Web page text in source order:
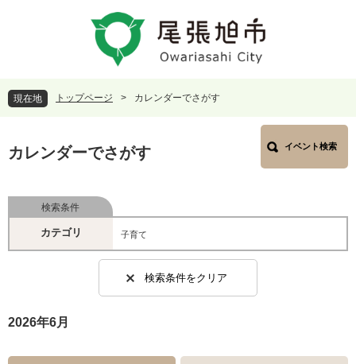
頭
で
飛
ば
本
現在地 トップページ > カレンダーでさがす
文
カレンダーでさがす イベント検索
検索条件
カテゴリ 子育て
検索条件をクリア
2026年6月